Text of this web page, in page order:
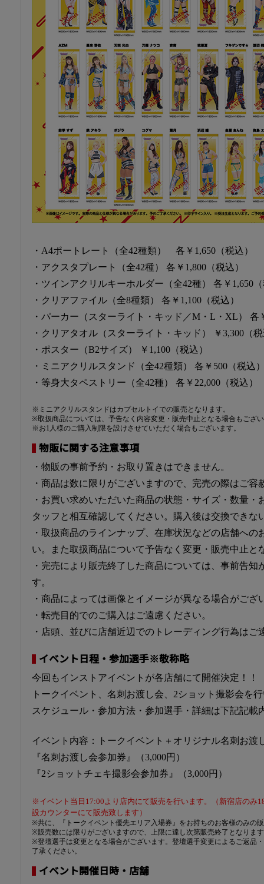
・A4ポートレート（全42種類） 各￥1,650（税込）
・アクスタプレート（全42種） 各￥1,800（税込）
・ツインアクリルキーホルダー（全42種） 各￥1,650
・クリアファイル（全8種類） 各￥1,100（税込）
・パーカー（スターライト・キッド／M・L・XL） 各
・クリアタオル（スターライト・キッド） ￥3,300（
・ポスター（B2サイズ） ￥1,100（税込）
・ミニアクリルスタンド（全42種類） 各￥500（税込
・等身大タペストリー（全42種） 各￥22,000（税込）
※ミニアクリルスタンドはカプセルトイでの販売となります。
※取扱商品については、予告なく内容変更・販売中止となる場合もござ
※お1人様のご購入制限を設けさせていただく場合もございます。
物販に関する注意事項
・物販の事前予約・お取り置きはできません。
・商品は数に限りがございますので、完売の際はご容
・お買い求めいただいた商品の状態・サイズ・数量・
タッフと相互確認してください。購入後は交換できな
・取扱商品のラインナップ、在庫状況などの店舗への
い。また取扱商品について予告なく変更・販売中止と
・完売により販売終了した商品については、事前告知
す。
・商品によっては画像とイメージが異なる場合がござ
・転売目的でのご購入はご遠慮ください。
・店頭、並びに店舗近辺でのトレーディング行為はご
イベント日程・参加選手※敬称略
今回もインストアイベントが各店舗にて開催決定！！
トークイベント、名刺お渡し会、2ショット撮影会を
スケジュール・参加方法・参加選手・詳細は下記記載
イベント内容：トークイベント＋オリジナル名刺お渡
『名刺お渡し会参加券』（3,000円）
『2ショットチェキ撮影会参加券』（3,000円）
※イベント当日17:00より店内にて販売を行います。（新宿店のみ
設カウンターにて販売致します）
※共に、『トークイベント優先エリア入場券』をお持ちのお客様のみの
※販売数には限りがございますので、上限に達し次第販売終了となりま
※登壇選手は変更となる場合がございます。登壇選手変更によるご返品
了承ください。
イベント開催日時・店舗